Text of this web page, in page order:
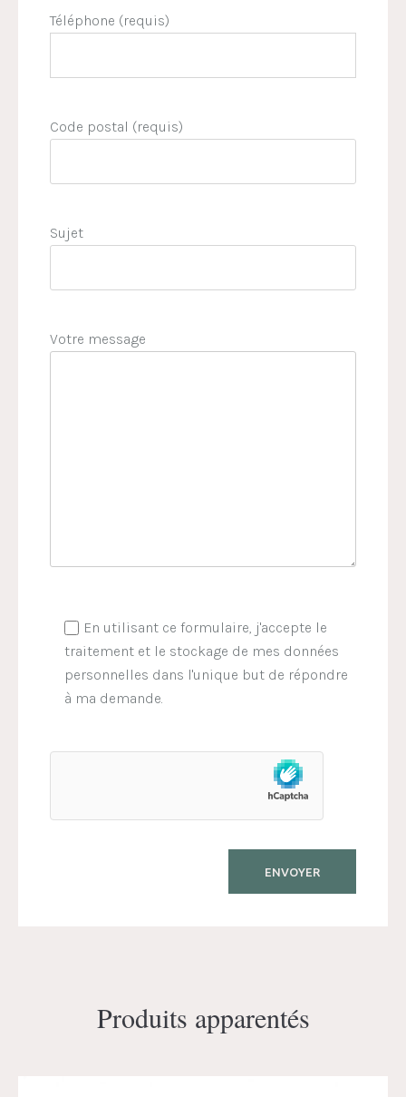
Téléphone (requis)
Code postal (requis)
Sujet
Votre message
En utilisant ce formulaire, j'accepte le
traitement et le stockage de mes données
personnelles dans l'unique but de répondre
à ma demande.
Produits apparentés